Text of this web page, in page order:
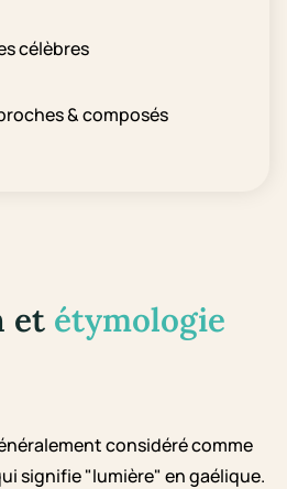
célèbres
& composés
et étymologie
considéré comme
signifie "lumière" en gaélique.